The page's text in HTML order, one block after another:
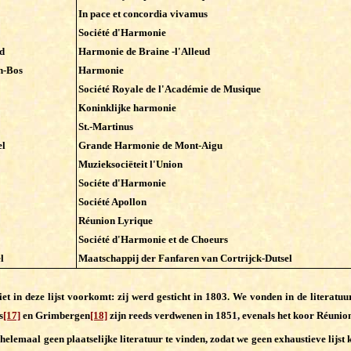
In pace et concordia vivamus
Société d'Harmonie
Harmonie de Braine -l'Alleud
Bos
Harmonie
Société Royale de l'Académie de Musique
Koninklijke harmonie
St.-Martinus
Grande Harmonie de Mont-Aigu
Muzieksociëteit l'Union
Sociéte d'Harmonie
Société Apollon
Réunion Lyrique
Société d'Harmonie et de Choeurs
Maatschappij der Fanfaren van Cortrijck-Dutsel
in deze lijst voorkomt: zij werd gesticht in 1803. We vonden in de
[17]en Grimbergen[18]zijn reeds verdwenen in 1851, evenals het koor
geen plaatselijke literatuur te vinden, zodat we geen exhaustieve